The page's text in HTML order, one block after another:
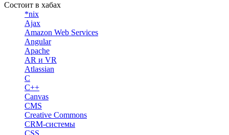
Состоит в хабах
*nix
Ajax
Amazon Web Services
Angular
Apache
AR и VR
Atlassian
C
C++
Canvas
CMS
Creative Commons
CRM-системы
CSS